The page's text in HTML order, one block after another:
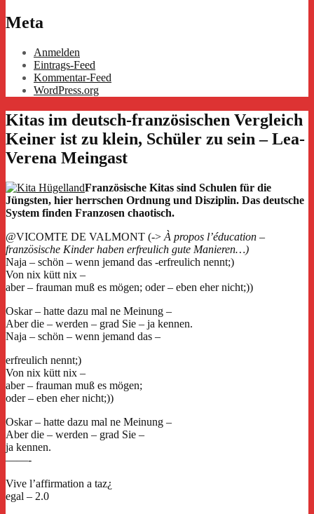
Meta
Anmelden
Eintrags-Feed
Kommentar-Feed
WordPress.org
Kitas im deutsch-französischen Vergleich
Keiner ist zu klein, Schüler zu sein – Lea-
Verena Meingast
Französische Kitas sind Schulen für die
Jüngsten, hier herrschen Ordnung und Disziplin. Das deutsche
System finden Franzosen chaotisch.
@VICOMTE DE VALMONT (-> À propos l’éducation –
französische Kinder haben erfreulich gute Manieren…)
Naja – schön – wenn jemand das -erfreulich nennt;)
Von nix kütt nix –
aber – frauman muß es mögen; oder – eben eher nicht;))
Oskar – hatte dazu mal ne Meinung –
Aber die – werden – grad Sie – ja kennen.
Naja – schön – wenn jemand das –
erfreulich nennt;)
Von nix kütt nix –
aber – frauman muß es mögen;
oder – eben eher nicht;))
Oskar – hatte dazu mal ne Meinung –
Aber die – werden – grad Sie –
ja kennen.
——-
Vive l’affirmation a taz¿
egal – 2.0